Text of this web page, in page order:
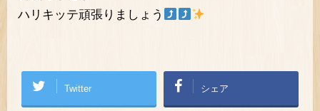
ハリキッテ頑張りましょう
Twitter シェア